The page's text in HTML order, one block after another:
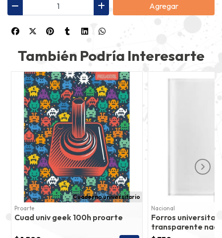
Agregar
También Podría Interesarte
Cuaderno universitario
Proarte
Cuad univ geek 100h proarte
Nacional
Forros
transparente